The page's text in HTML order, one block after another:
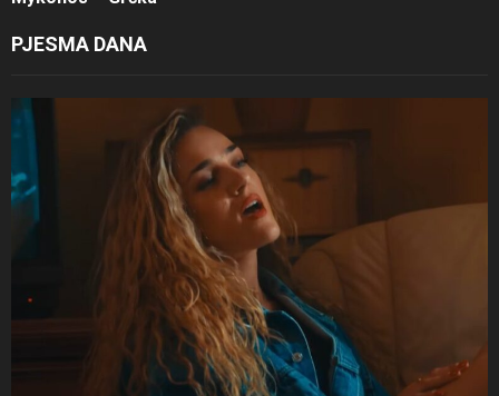
PJESMA DANA